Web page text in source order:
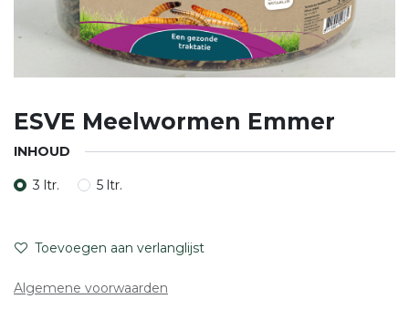
ESVE Meelwormen Emmer
INHOUD
3 ltr. 5 ltr.
Toevoegen aan verlanglijst
Algemene voorwaarden